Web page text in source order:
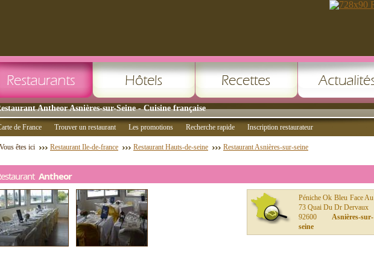
Antheor Asnières-sur-Seine - Cuisine française
de France Trouver un restaurant Les promotions Recherche rapide Inscription restaurateur
Vous êtes ici Restaurant Ile-de-france Restaurant Hauts-de-seine Restaurant Asnières-sur-seine
Antheor
Péniche Ok Bleu Face Au
73 Quai Du Dr Dervaux
92600 Asnières-sur-
seine